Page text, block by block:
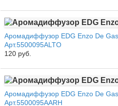
Аромадиффузор EDG Enzo De
Арт.5500095ALTO
120 руб.
Аромадиффузор EDG Enzo De
Арт.5500095AARH